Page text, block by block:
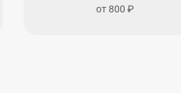
от 800 ₽